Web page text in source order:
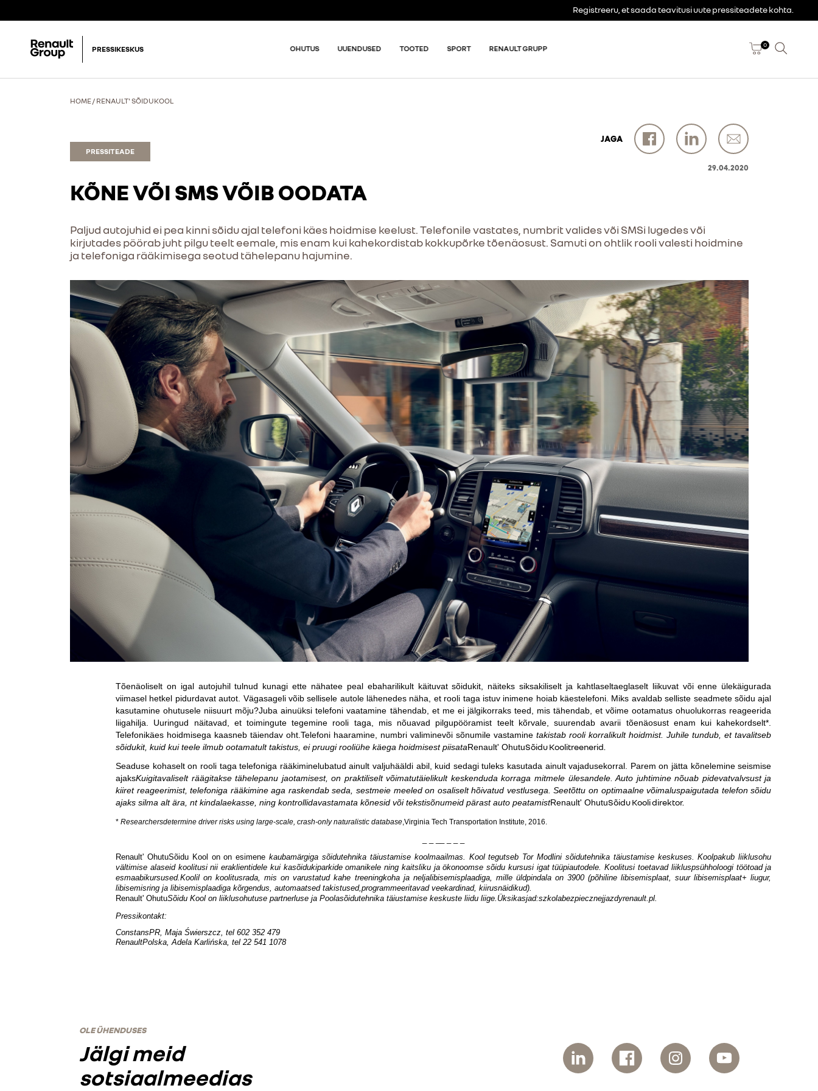
Registreeru, et saada teavitusi uute pressiteadete kohta.
PRESSIKESKUS OHUTUS UUENDUSED TOOTED SPORT RENAULT GRUPP 0
HOME/ RENAULT' SÕIDUKOOL
PRESSITEADE
JAGA
29.04.2020
KÕNE VÕI SMS VÕIB OODATA
Paljud autojuhid ei pea kinni sõidu ajal telefoni käes hoidmise keelust. Telefonile vastates, numbrit valides või SMSi lugedes või
kirjutades pöörab juht pilgu teelt eemale, mis enam kui kahekordistab kokkupõrke tõenäosust. Samuti on ohtlik rooli valesti hoidmine
ja telefoniga rääkimisega seotud tähelepanu hajumine.
Tõenäoliselt on igal autojuhil tulnud kunagi ette nähatee peal ebaharilikult käituvat sõidukit, näiteks siksakiliselt ja kahtlaseltaeglaselt liikuvat või enne ülekäigurada
viimasel hetkel pidurdavat autot. Vägasageli võib sellisele autole lähenedes näha, et rooli taga istuv inimene hoiab käestelefoni. Miks avaldab selliste seadmete sõidu ajal
kasutamine ohutusele niisuurt mõju?Juba ainuüksi telefoni vaatamine tähendab, et me ei jälgikorraks teed, mis tähendab, et võime ootamatus ohuolukorras reageerida
liigahilja. Uuringud näitavad, et toimingute tegemine rooli taga, mis nõuavad pilgupööramist teelt kõrvale, suurendab avarii tõenäosust enam kui kahekordselt*.
Telefonikäes hoidmisega kaasneb täiendav oht.Telefoni haaramine, numbri valiminevõi sõnumile vastaminetakistab rooli korralikult hoidmist. Juhile tundub, et tavalitseb
sõidukit, kuid kui teele ilmub ootamatult takistus, ei pruugi rooliühe käega hoidmisest piisataRenault' OhutuSõidu Koolitreenerid.
Seaduse kohaselt on rooli taga telefoniga rääkiminelubatud ainult valjuhääldi abil, kuid sedagi tuleks kasutada ainult vajadusekorral. Parem on jätta kõnelemine seismise
ajaksKuigitavaliselt räägitakse tähelepanu jaotamisest, on praktiliselt võimatutäielikult keskenduda korraga mitmele ülesandele. Auto juhtimine nõuab pidevatvalvsust ja
kiiret reageerimist, telefoniga rääkimine aga raskendab seda, sestmeie meeled on osaliselt hõivatud vestlusega. Seetõttu on optimaalne võimaluspaigutada telefon sõidu
ajaks silma alt ära, nt kindalaekasse, ning kontrollidavastamata kõnesid või tekstisõnumeid pärast auto peatamistRenault' OhutuSõidu Koolidirektor.
*Researchersdetermine driver risks using large-scale, crash-only naturalistic database ,Virginia Tech Transportation Institute, 2016.
Renault' OhutuSõidu Kool onon esimenekaubamärgiga sõidutehnika täiustamise koolmaailmas. Kool tegutseb Tor Modlini sõidutehnika täiustamise keskuses. Koolpakub liiklusohu
vältimise alaseid koolitusi nii eraklientidele kui kasõidukiparkide omanikele ning kaitsliku ja ökonoomse sõidu kursusi igat tüüpiautodele. Koolitusi toetavad liikluspsühholoogi töötoad ja
esmaabikursused.Koolil on koolitusrada, mis on varustatud kahe treeningkoha ja neljalibisemisplaadiga, mille üldpindala on 3900(põhiline libisemisplaat, suur libisemisplaat+ liugur,
libisemisring ja libisemisplaadiga kõrgendus, automaatsed takistused,programmeeritavad veekardinad, kiirusnäidikud).
Renault' OhutuSõidu Kool onliiklusohutuse partnerluse ja Poolasõidutehnika täiustamise keskuste liidu liige. Üksikasjad:szkolabezpiecznejjazdyrenault.pl.
Pressikontakt:
ConstansPR, Maja Świerszcz, tel 602 352 479
RenaultPolska, Adela Karlińska, tel 22 541 1078
OLE ÜHENDUSES
Jälgi meid
sotsiaalmeedias